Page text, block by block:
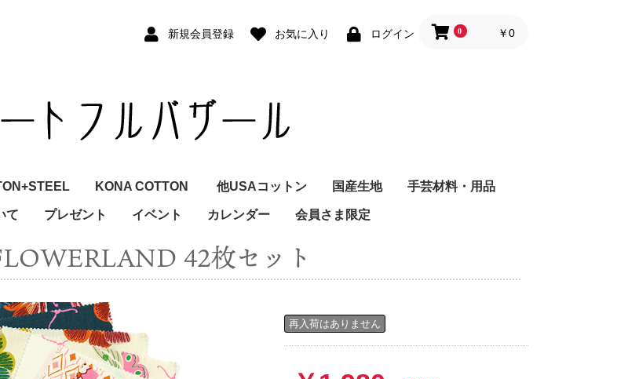
新規会員登録 お気に入り ログイン 0 ￥0
KONA COTTON 他USAコットン 国産生地 手芸材料・用品
て プレゼント イベント カレンダー 会員さま限定
42枚セット
再入荷はありません